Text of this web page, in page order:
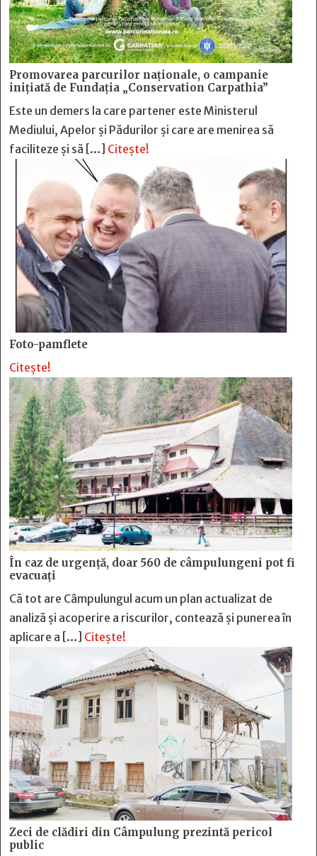
Promovarea parcurilor naționale, o campanie
inițiată de Fundația „Conservation Carpathia”
Este un demers la care partener este Ministerul
Mediului, Apelor și Pădurilor și care are menirea să
faciliteze și să […] Citește!
Foto-pamflete
Citește!
În caz de urgență, doar 560 de câmpulungeni pot fi
evacuați
Că tot are Câmpulungul acum un plan actualizat de
analiză și acoperire a riscurilor, contează și punerea în
aplicare a […] Citește!
Zeci de clădiri din Câmpulung prezintă pericol
public